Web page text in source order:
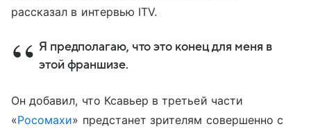
рассказал в интервью ITV.
Я предполагаю, что это конец для меня в
этой франшизе.
Он добавил, что Ксавьер в третьей части
«Росомахи» предстанет зрителям совершенно с